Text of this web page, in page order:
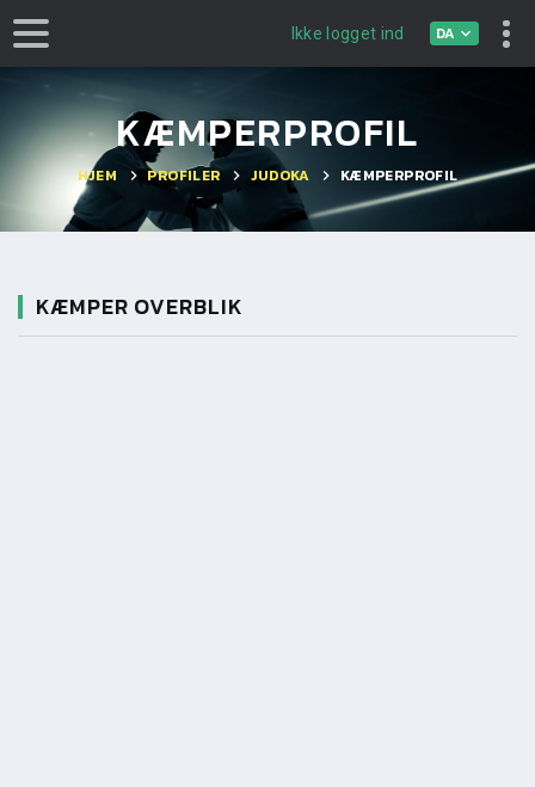
Ikke logget ind DA
KÆMPERPROFIL
HJEM PROFILER JUDOKA KÆMPERPROFIL
KÆMPER OVERBLIK